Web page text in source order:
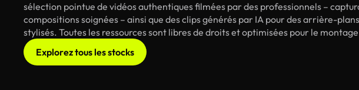
sélection pointue de vidéos authentiques filmées par des professionnels –
compositions soignées – ainsi que des clips générés par IA pour des arrière-
stylisés. Toutes les ressources sont libres de droits et optimisées pour le
Explorez tous les stocks